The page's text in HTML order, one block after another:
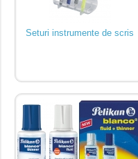
Seturi instrumente de scris